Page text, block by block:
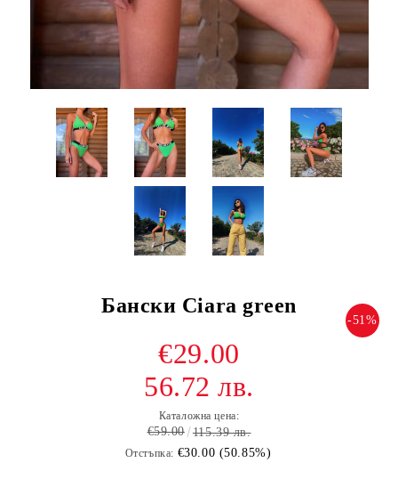
Бански Ciara green
-51%
€29.00
56.72 лв.
Каталожна цена:
€59.00 115.39 лв.
Отстъпка: €30.00 (50.85%)